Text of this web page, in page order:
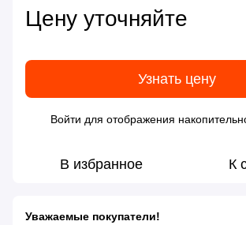
Цену уточняйте
Узнать цену
Войти для отображения
В избранное К
Уважаемые покупатели!